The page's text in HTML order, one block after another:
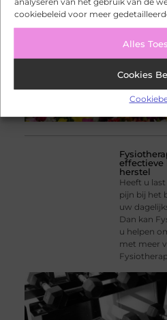
cookiebeleid voor meer
Alles
Cookies
slim
herstel
Heeft u
pijn bij het
uw
Dan kan
u helpen
met meer